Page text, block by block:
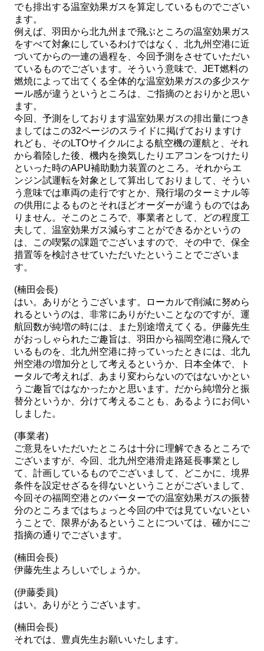
でも排出する温室効果ガスを算定しているものでござい
ます。
例えば、羽田から北九州まで飛ぶところの温室効果ガス
をすべて対象にしているわけではなく、北九州空港に近
づいてからの一連の過程を、今回予測をさせていただい
ているものでございます。そういう意味で、JET燃料の
燃焼によって出てくる全体的な温室効果ガスの多少スケ
ール感が違うというところは、ご指摘のとおりかと思い
ます。
今回、予測をしております温室効果ガスの排出量につき
ましてはこの32ページのスライドに掲げておりますけ
れども、そのLTOサイクルによる航空機の運航と、それ
から着陸した後、機内を換気したりエアコンをつけたり
といった時のAPU補助動力装置のところ。それからエ
ンジン試運転を対象として算出しておりまして、そうい
う意味では車両の走行ですとか、飛行場のターミナル等
の供用によるものとそれほどオーダーが違うものではあ
りません。そこのところで、事業者として、どの程度工
夫して、温室効果ガス減らすことができるかというの
は、この喫緊の課題でございますので、その中で、保全
措置等を検討させていただいたということでございま
す。
(楠田会長)
はい。ありがとうございます。ローカルで削減に努めら
れるというのは、非常にありがたいことなのですが、運
航回数が純増の時には、また別途増えてくる。伊藤先生
がおっしゃられたご趣旨は、羽田から福岡空港に飛んで
いるものを、北九州空港に持っていったときには、北九
州空港の増加分として考えるというか、日本全体で、ト
ータルで考えれば、あまり変わらないのではないかとい
うご趣旨ではなかったかと思います。だから純増分と振
替分というか、分けて考えることも、あるようにお伺い
しました。
(事業者)
ご意見をいただいたところは十分に理解できるところで
ございますが、今回、北九州空港滑走路延長事業とし
て、計画しているものでございまして、どこかに、境界
条件を設定せざるを得ないということがございまして、
今回その福岡空港とのバーターでの温室効果ガスの振替
分のところまではちょっと今回の中では見ていないとい
うことで、限界があるということについては、確かにご
指摘の通りでございます。
(楠田会長)
伊藤先生よろしいでしょうか。
(伊藤委員)
はい。ありがとうございます。
(楠田会長)
それでは、豊貞先生お願いいたします。